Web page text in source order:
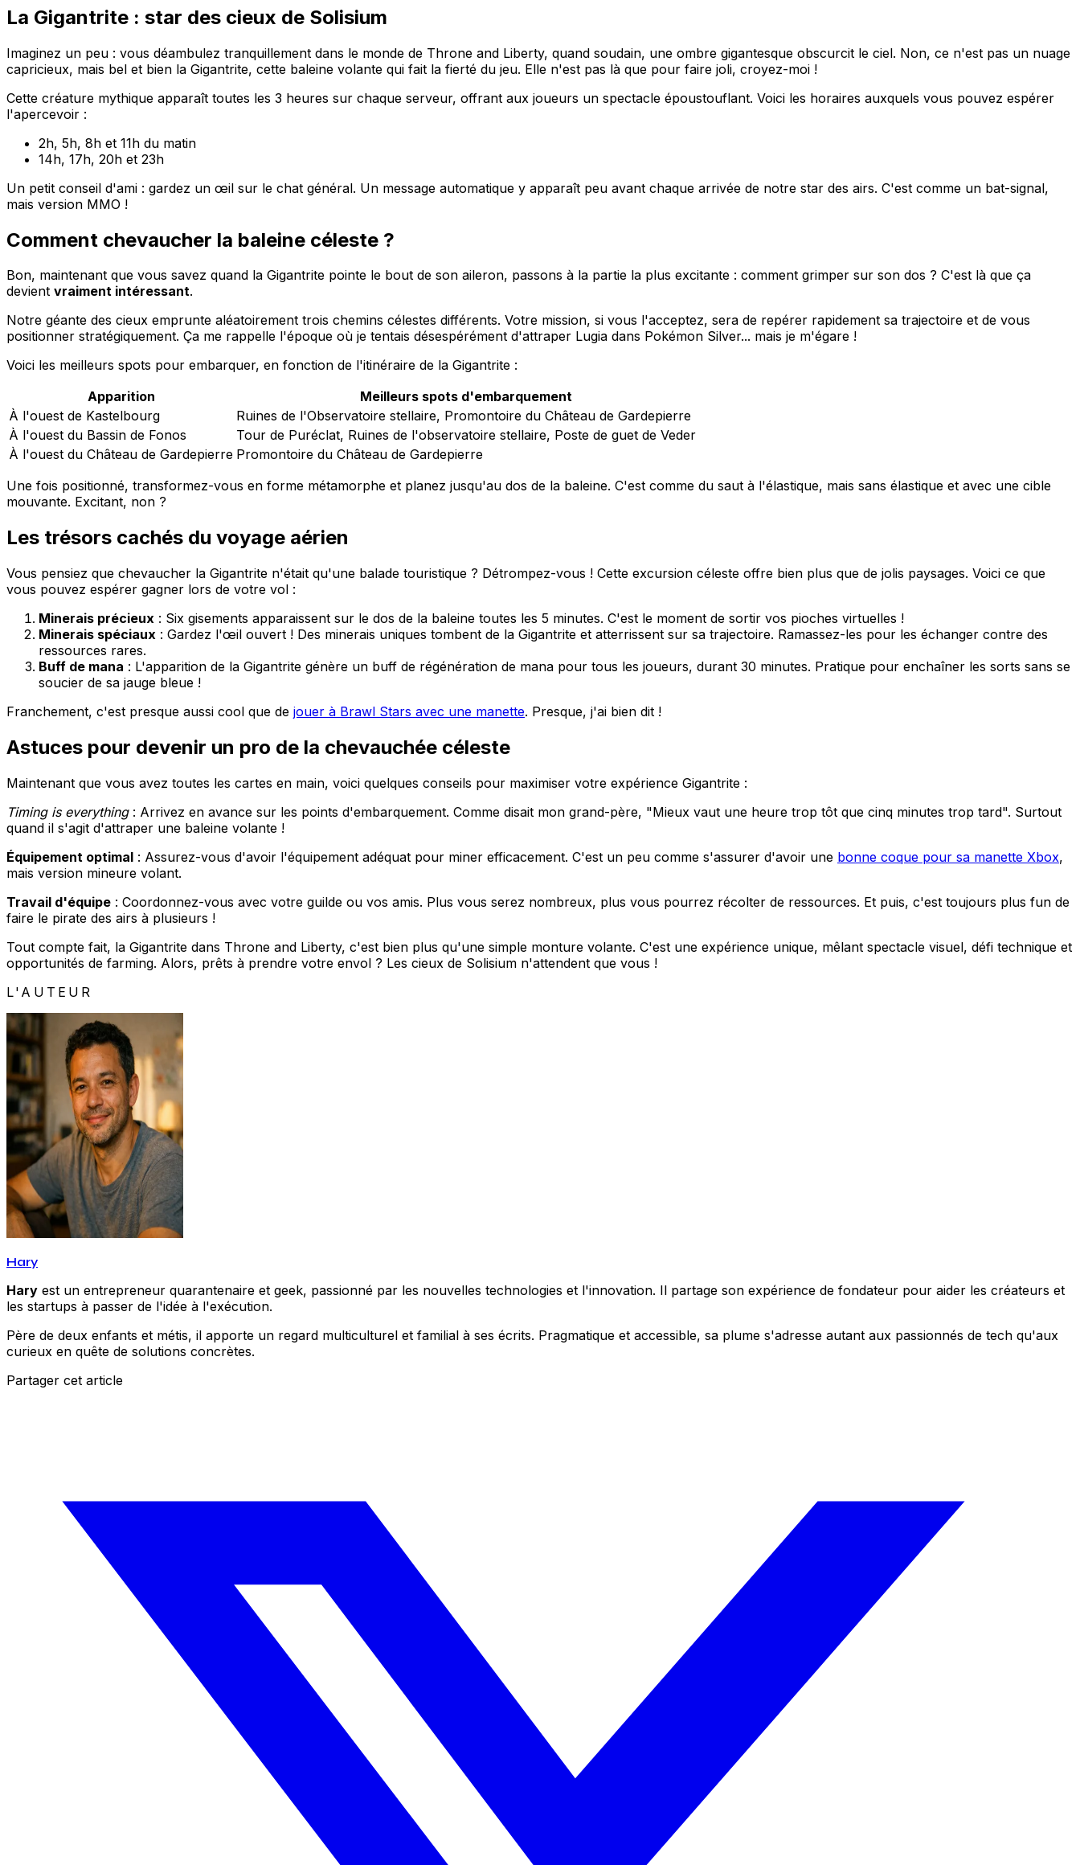
La Gigantrite : star des cieux de Solisium
Imaginez un peu : vous déambulez tranquillement dans le monde de Throne and Liberty, quand soudain, une ombre gigantesque obscurcit le ciel. Non, ce n'est pas un nuage
capricieux, mais bel et bien la Gigantrite, cette baleine volante qui fait la fierté du jeu. Elle n'est pas là que pour faire joli, croyez-moi !
Cette créature mythique apparaît toutes les 3 heures sur chaque serveur, offrant aux joueurs un spectacle époustouflant. Voici les horaires auxquels vous pouvez espérer
l'apercevoir :
2h, 5h, 8h et 11h du matin
14h, 17h, 20h et 23h
Un petit conseil d'ami : gardez un œil sur le chat général. Un message automatique y apparaît peu avant chaque arrivée de notre star des airs. C'est comme un bat-signal,
mais version MMO !
Comment chevaucher la baleine céleste ?
Bon, maintenant que vous savez quand la Gigantrite pointe le bout de son aileron, passons à la partie la plus excitante : comment grimper sur son dos ? C'est là que ça
devient vraiment intéressant.
Notre géante des cieux emprunte aléatoirement trois chemins célestes différents. Votre mission, si vous l'acceptez, sera de repérer rapidement sa trajectoire et de vous
positionner stratégiquement. Ça me rappelle l'époque où je tentais désespérément d'attraper Lugia dans Pokémon Silver... mais je m'égare !
Voici les meilleurs spots pour embarquer, en fonction de l'itinéraire de la Gigantrite :
Apparition
Meilleurs spots d'embarquement
À l'ouest de Kastelbourg
Ruines de l'Observatoire stellaire, Promontoire du Château de Gardepierre
À l'ouest du Bassin de Fonos
Tour de Puréclat, Ruines de l'observatoire stellaire, Poste de guet de Veder
À l'ouest du Château de Gardepierre Promontoire du Château de Gardepierre
Une fois positionné, transformez-vous en forme métamorphe et planez jusqu'au dos de la baleine. C'est comme du saut à l'élastique, mais sans élastique et avec une cible
mouvante. Excitant, non ?
Les trésors cachés du voyage aérien
Vous pensiez que chevaucher la Gigantrite n'était qu'une balade touristique ? Détrompez-vous ! Cette excursion céleste offre bien plus que de jolis paysages. Voici ce que
vous pouvez espérer gagner lors de votre vol :
Minerais précieux : Six gisements apparaissent sur le dos de la baleine toutes les 5 minutes. C'est le moment de sortir vos pioches virtuelles !
Minerais spéciaux : Gardez l'œil ouvert ! Des minerais uniques tombent de la Gigantrite et atterrissent sur sa trajectoire. Ramassez-les pour les échanger contre des
ressources rares.
Buff de mana : L'apparition de la Gigantrite génère un buff de régénération de mana pour tous les joueurs, durant 30 minutes. Pratique pour enchaîner les sorts sans se
soucier de sa jauge bleue !
Franchement, c'est presque aussi cool que de jouer à Brawl Stars avec une manette. Presque, j'ai bien dit !
Astuces pour devenir un pro de la chevauchée céleste
Maintenant que vous avez toutes les cartes en main, voici quelques conseils pour maximiser votre expérience Gigantrite :
Timing is everything: Arrivez en avance sur les points d'embarquement. Comme disait mon grand-père, "Mieux vaut une heure trop tôt que cinq minutes trop tard". Surtout
quand il s'agit d'attraper une baleine volante !
Équipement optimal : Assurez-vous d'avoir l'équipement adéquat pour miner efficacement. C'est un peu comme s'assurer d'avoir une bonne coque pour sa manette Xbox,
mais version mineure volant.
Travail d'équipe : Coordonnez-vous avec votre guilde ou vos amis. Plus vous serez nombreux, plus vous pourrez récolter de ressources. Et puis, c'est toujours plus fun de
faire le pirate des airs à plusieurs !
Tout compte fait, la Gigantrite dans Throne and Liberty, c'est bien plus qu'une simple monture volante. C'est une expérience unique, mêlant spectacle visuel, défi technique et
opportunités de farming. Alors, prêts à prendre votre envol ? Les cieux de Solisium n'attendent que vous !
L'AUTEUR
Hary
Hary est un entrepreneur quarantenaire et geek, passionné par les nouvelles technologies et l'innovation. Il partage son expérience de fondateur pour aider les créateurs et
les startups à passer de l'idée à l'exécution.
Père de deux enfants et métis, il apporte un regard multiculturel et familial à ses écrits. Pragmatique et accessible, sa plume s'adresse autant aux passionnés de tech qu'aux
curieux en quête de solutions concrètes.
Partager cet article